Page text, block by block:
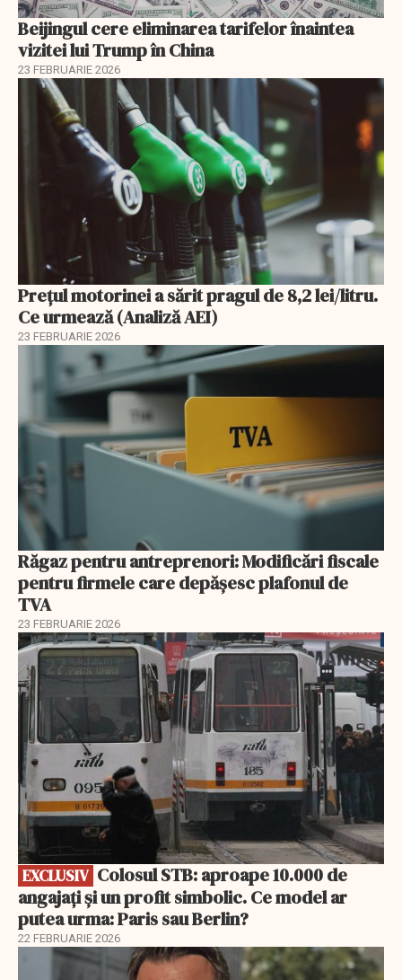
Beijingul cere eliminarea tarifelor înaintea
vizitei lui Trump în China
23 FEBRUARIE 2026
Prețul motorinei a sărit pragul de 8,2 lei/litru.
Ce urmează (Analiză AEI)
23 FEBRUARIE 2026
Răgaz pentru antreprenori: Modificări fiscale
pentru firmele care depășesc plafonul de
TVA
23 FEBRUARIE 2026
EXCLUSIV
EXCLUSIV
angajați și un profit simbolic. Ce model ar
putea urma: Paris sau Berlin?
22 FEBRUARIE 2026
EXCLUSIV